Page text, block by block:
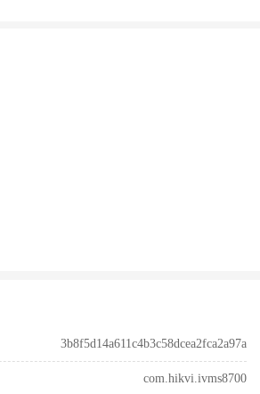
3b8f5d14a611c4b3c58dcea2fca2a97a
com.hikvi.ivms8700